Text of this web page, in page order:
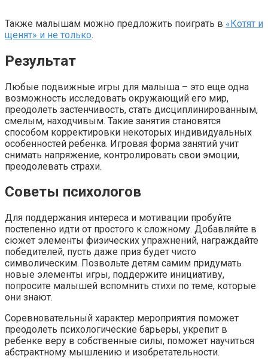
Также малышам можно предложить поиграть в «Котят и
щенят» и не только.
Результат
Любые подвижные игры для малыша – это еще одна
возможность исследовать окружающий его мир,
преодолеть застенчивость, стать дисциплинированным,
смелым, находчивым. Такие занятия становятся
способом корректировки некоторых индивидуальных
особенностей ребенка. Игровая форма занятий учит
снимать напряжение, контролировать свои эмоции,
преодолевать страхи.
Советы психологов
Для поддержания интереса и мотивации пробуйте
постепенно идти от простого к сложному. Добавляйте в
сюжет элементы физических упражнений, награждайте
победителей, пусть даже приз будет чисто
символическим. Позвольте детям самим придумать
новые элементы игры, поддержите инициативу,
попросите малышей вспомнить стихи по теме, которые
они знают.
Соревновательный характер мероприятия поможет
преодолеть психологические барьеры, укрепит в
ребенке веру в собственные силы, поможет научиться
абстрактному мышлению и изобретательности.